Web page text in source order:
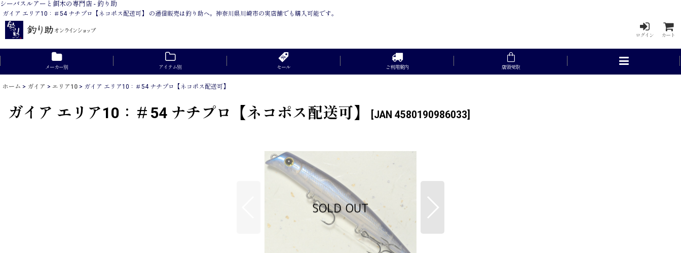
シーバスルアーと餌木の専門店 - 釣り助
ガイア エリア10：＃54 ナチプロ【ネコポス配送可】 の通信販売は釣り助へ。神奈川県川崎市の実店舗でも購入可能です。
ログイン カート
メーカー別 アイテム別 セール ご利用案内 店頭受取
ホーム > ガイア > エリア10 > ガイア エリア10：＃54 ナチプロ【ネコポス配送可】
ガイア エリア10：＃54 ナチプロ【ネコポス配送可】 JAN 4580190986033